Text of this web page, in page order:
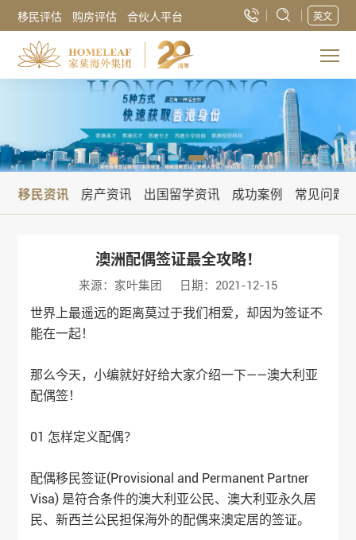
移民评估 购房评估 合伙人平台 英文
移民资讯 房产资讯 出国留学资讯 成功案例 常见问题
澳洲配偶签证最全攻略！
来源：家叶集团 日期：2021-12-15
世界上最遥远的距离莫过于我们相爱，却因为签证不
能在一起！
那么今天，小编就好好给大家介绍一下——澳大利亚
配偶签！
01 怎样定义配偶？
配偶移民签证(Provisional and Permanent Partner
Visa) 是符合条件的澳大利亚公民、澳大利亚永久居
民、新西兰公民担保海外的配偶来澳定居的签证。